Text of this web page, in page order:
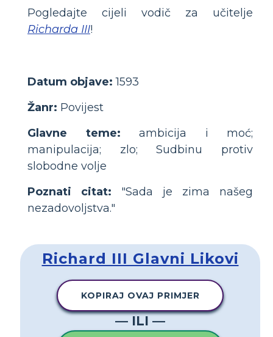
Pogledajte cijeli vodič za učitelje
Richarda III!
Datum objave: 1593
Žanr: Povijest
Glavne teme: ambicija i moć;
manipulacija; zlo; Sudbinu protiv
slobodne volje
Poznati citat: "Sada je zima našeg
nezadovoljstva."
Richard III Glavni Likovi
KOPIRAJ OVAJ PRIMJER
— ILI —